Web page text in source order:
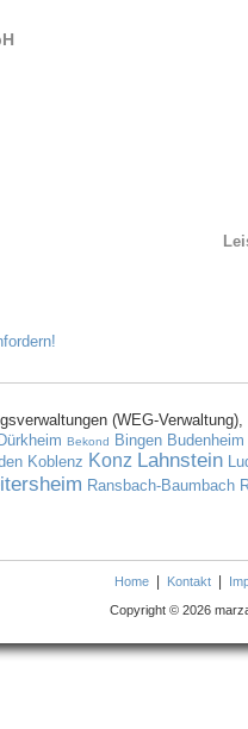
(WEG-
Bekond Bingen Budenheim
Koblenz Konz Lahnstein
Ransbach-Baumbach
Home | Kontakt |
Copyright © 2026